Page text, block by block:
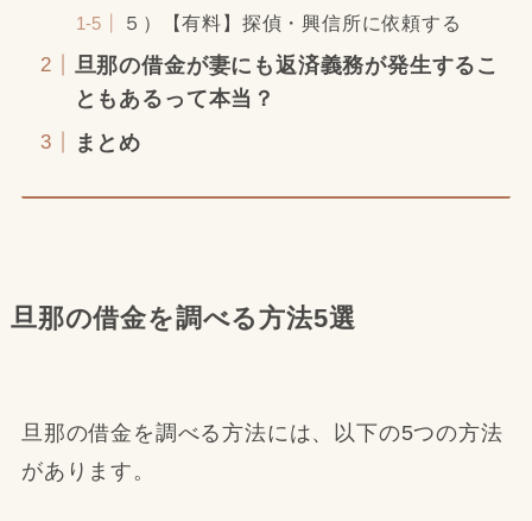
５）【有料】探偵・興信所に依頼する
旦那の借金が妻にも返済義務が発生するこ
ともあるって本当？
まとめ
旦那の借金を調べる方法5選
旦那の借金を調べる方法には、以下の5つの方法
があります。